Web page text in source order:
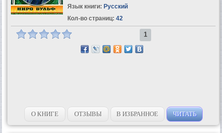
Язык книги: Русский
Кол-во страниц: 42
1
О КНИГЕ ОТЗЫВЫ В ИЗБРАННОЕ ЧИТАТЬ